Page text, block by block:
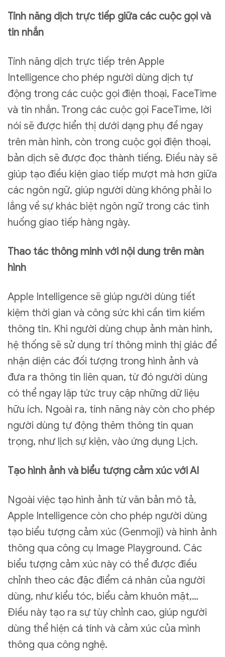
Tính năng dịch trực tiếp giữa các cuộc gọi và
tin nhắn
Tính năng dịch trực tiếp trên Apple
Intelligence cho phép người dùng dịch tự
động trong các cuộc gọi điện thoại, FaceTime
và tin nhắn. Trong các cuộc gọi FaceTime, lời
nói sẽ được hiển thị dưới dạng phụ đề ngay
trên màn hình, còn trong cuộc gọi điện thoại,
bản dịch sẽ được đọc thành tiếng. Điều này sẽ
giúp tạo điều kiện giao tiếp mượt mà hơn giữa
các ngôn ngữ, giúp người dùng không phải lo
lắng về sự khác biệt ngôn ngữ trong các tình
huống giao tiếp hàng ngày.
Thao tác thông minh với nội dung trên màn
hình
Apple Intelligence sẽ giúp người dùng tiết
kiệm thời gian và công sức khi cần tìm kiếm
thông tin. Khi người dùng chụp ảnh màn hình,
hệ thống sẽ sử dụng trí thông minh thị giác để
nhận diện các đối tượng trong hình ảnh và
đưa ra thông tin liên quan, từ đó người dùng
có thể ngay lập tức truy cập những dữ liệu
hữu ích. Ngoài ra, tính năng này còn cho phép
người dùng tự động thêm thông tin quan
trọng, như lịch sự kiện, vào ứng dụng Lịch.
Tạo hình ảnh và biểu tượng cảm xúc với AI
Ngoài việc tạo hình ảnh từ văn bản mô tả,
Apple Intelligence còn cho phép người dùng
tạo biểu tượng cảm xúc (Genmoji) và hình ảnh
thông qua công cụ Image Playground. Các
biểu tượng cảm xúc này có thể được điều
chỉnh theo các đặc điểm cá nhân của người
dùng, như kiểu tóc, biểu cảm khuôn mặt,…
Điều này tạo ra sự tùy chỉnh cao, giúp người
dùng thể hiện cá tính và cảm xúc của mình
thông qua công nghệ.